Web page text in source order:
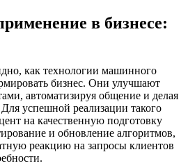
в бизнесе:
как технологии машинного
бизнес. Они улучшают
автоматизируя общение и делая
успешной реализации такого
на качественную подготовку
и обновление алгоритмов,
реакцию на запросы клиентов